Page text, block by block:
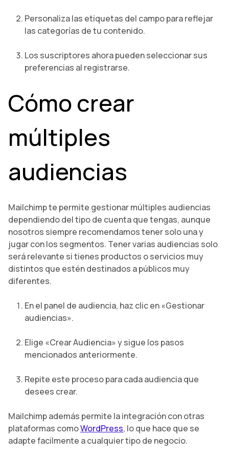
Personaliza las etiquetas del campo para reflejar
las categorías de tu contenido.
Los suscriptores ahora pueden seleccionar sus
preferencias al registrarse.
Cómo crear
múltiples
audiencias
Mailchimp te permite gestionar múltiples audiencias
dependiendo del tipo de cuenta que tengas, aunque
nosotros siempre recomendamos tener solo una y
jugar con los segmentos. Tener varias audiencias solo
será relevante si tienes productos o servicios muy
distintos que estén destinados a públicos muy
diferentes.
En el panel de audiencia, haz clic en «Gestionar
audiencias».
Elige «Crear Audiencia» y sigue los pasos
mencionados anteriormente.
Repite este proceso para cada audiencia que
desees crear.
Mailchimp además permite la integración con otras
plataformas comoWordPress, lo que hace que se
adapte facilmente a cualquier tipo de negocio.